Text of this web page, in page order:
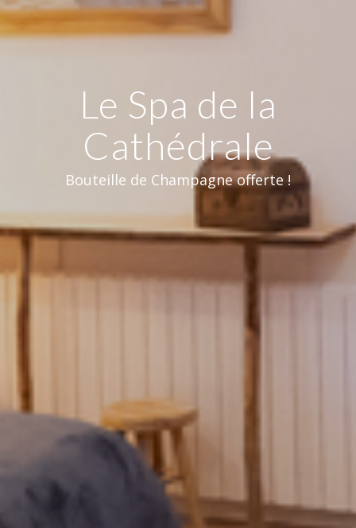
Le Spa de la
Cathédrale
Bouteille de Champagne offerte !